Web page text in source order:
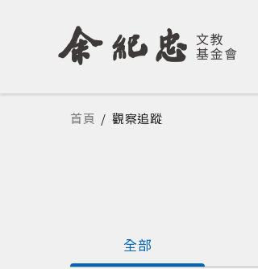
您在這裡
首頁 / 觀察追蹤
全部